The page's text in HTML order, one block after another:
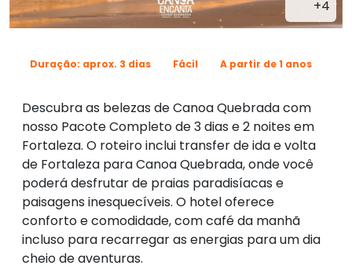
+4
Duração: aprox. 3 dias Fácil A partir de 1 anos
Descubra as belezas de Canoa Quebrada com
nosso Pacote Completo de 3 dias e 2 noites em
Fortaleza. O roteiro inclui transfer de ida e volta
de Fortaleza para Canoa Quebrada, onde você
poderá desfrutar de praias paradisíacas e
paisagens inesquecíveis. O hotel oferece
conforto e comodidade, com café da manhã
incluso para recarregar as energias para um dia
cheio de aventuras.